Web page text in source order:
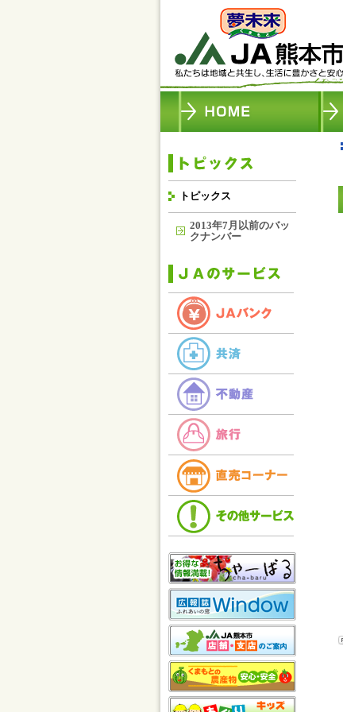
トピックス
2013年7月以前のバッ
クナンバー